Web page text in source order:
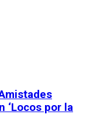
‘Locos por la